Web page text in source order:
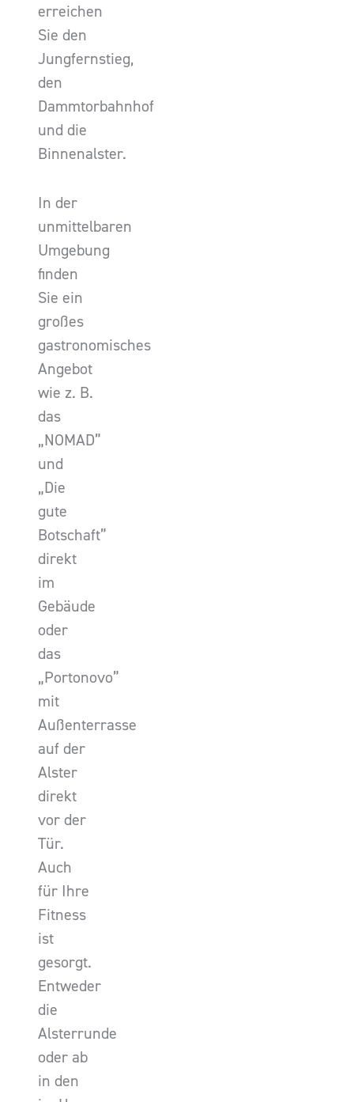
erreichen
Sie den
Jungfernstieg,
den
Dammtorbahnhof
und die
Binnenalster.
In der
unmittelbaren
Umgebung
finden
Sie ein
großes
gastronomisches
Angebot
wie z. B.
das
„NOMAD”
und
„Die
gute
Botschaft”
direkt
im
Gebäude
oder
das
„Portonovo”
mit
Außenterrasse
auf der
Alster
direkt
vor der
Tür.
Auch
für Ihre
Fitness
ist
gesorgt.
Entweder
die
Alsterrunde
oder ab
in den